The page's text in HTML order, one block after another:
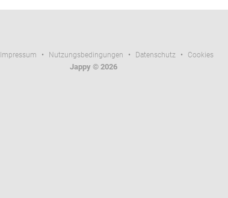
Impressum • Nutzungsbedingungen • Datenschutz • Cookies
Jappy © 2026